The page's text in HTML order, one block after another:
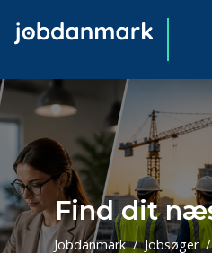
Find dit
Jobdanmark Jobsøger